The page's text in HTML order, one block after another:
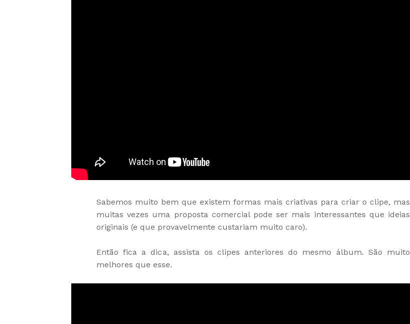
Sabemos muito bem que existem formas mais criativas para criar o clipe, mas
muitas vezes uma proposta comercial pode ser mais interessantes que ideias
originais (e que provavelmente custariam muito caro).
Então fica a dica, assista os clipes anteriores do mesmo álbum. São muito
melhores que esse.